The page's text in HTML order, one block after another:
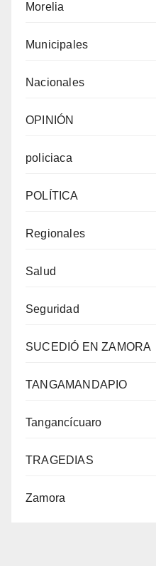
Morelia
Municipales
Nacionales
OPINIÓN
policiaca
POLÍTICA
Regionales
Salud
Seguridad
SUCEDIÓ EN ZAMORA
TANGAMANDAPIO
Tangancícuaro
TRAGEDIAS
Zamora